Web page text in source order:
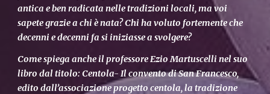
antica e ben radicata nelle tradizioni locali, ma voi
sapete grazie a chi è nata? Chi ha voluto fortemente che
decenni e decenni fa si iniziasse a svolgere?
Come spiega anche il professore Ezio Martuscelli nel suo
libro dal titolo: Centola- Il convento di San Francesco,
edito dall’associazione progetto centola, la tradizione